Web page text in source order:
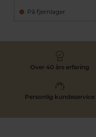
På fjernlager
Over 40 års erfaring
Personlig kundeservice